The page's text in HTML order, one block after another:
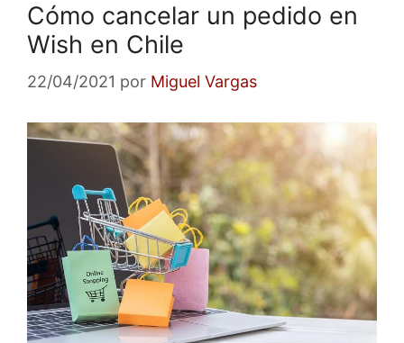
Cómo cancelar un pedido en
Wish en Chile
22/04/2021 por Miguel Vargas